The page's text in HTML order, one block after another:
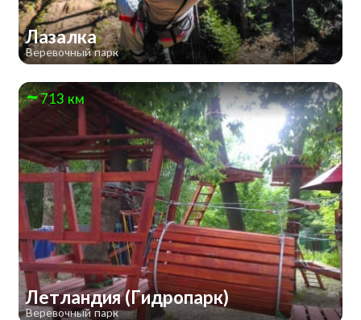
Лазалка
Веревочный парк
713 км
Летландия (Гидропарк)
Веревочный парк